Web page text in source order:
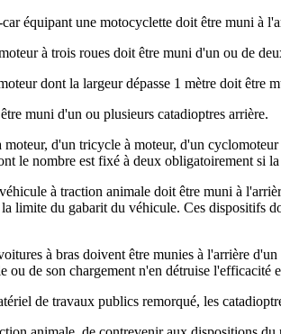
équipant une motocyclette doit être muni à
à trois roues doit être muni d'un ou de
dont la largeur dépasse 1 mètre doit être
muni d'un ou plusieurs catadioptres arrière.
d'un tricycle à moteur, d'un
le nombre est fixé à deux obligatoirement si
à traction animale doit être muni à
limite du gabarit du véhicule. Ces dispositifs
à bras doivent être munies à l'arrière
de son chargement n'en détruise l'efficacité
de travaux publics remorqué, les